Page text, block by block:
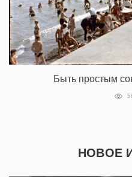
Быть простым
НОВОЕ